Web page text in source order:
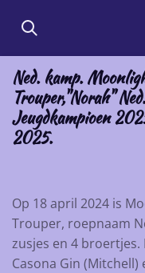
direct
naar
de
hoofdinhoud
Ned. kamp.
Trouper,"Norah"
Jeugdkampioen
2025.
Op 18 april 2024 is
Trouper, roepnaam
zusjes en 4 broertjes.
Casona Gin (Mitchell)